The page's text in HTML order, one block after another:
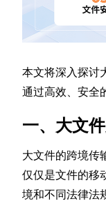
本文将深入探讨
通过高效、安全
一、大文
大文件的跨境传
仅仅是文件的移
境和不同法律法